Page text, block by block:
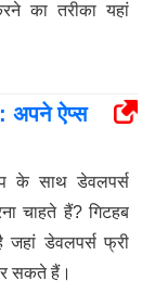
का तरीका यहां
अपने ऐप्स
के साथ डेवलपर्स
चाहते हैं? गिटहब
जहां डेवलपर्स फ्री
सकते हैं।